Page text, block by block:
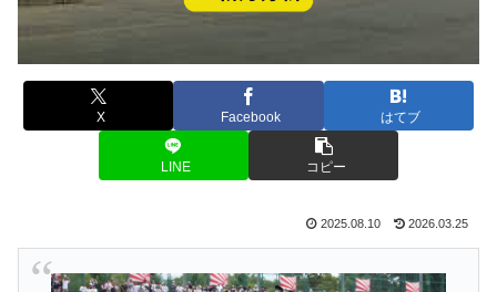
X Facebook はてブ
LINE コピー
2025.08.10 2026.03.25